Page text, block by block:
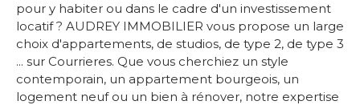
pour y habiter ou dans le cadre d'un investissement
locatif ? AUDREY IMMOBILIER vous propose un large
choix d'appartements, de studios, de type 2, de type 3
... sur Courrieres. Que vous cherchiez un style
contemporain, un appartement bourgeois, un
logement neuf ou un bien à rénover, notre expertise